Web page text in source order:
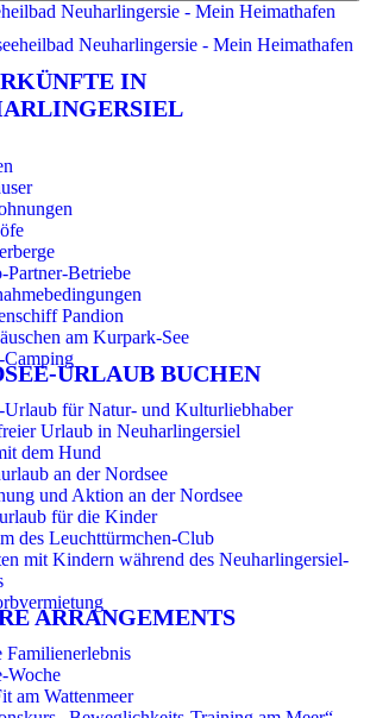
IN
Partner-Betriebe
Pandion
am Kurpark-See
Camping
URLAUB BUCHEN
Urlaub für Natur- und Kulturliebhaber
Urlaub in Neuharlingersiel
dem Hund
an der Nordsee
und Aktion an der Nordsee
für die Kinder
des Leuchttürmchen-Club
mit Kindern während des Neuharlingersiel-
ARRANGEMENTS
Familienerlebnis
Woche
am Wattenmeer